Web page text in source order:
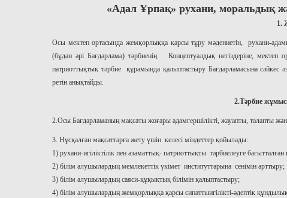
«Адал Ұрпақ» рухани, моральдық
1.
Осы мектеп ортасында жемқорлыққа қарсы тұру мәдениетін, рухани-
(бұдан әрі Бағдарлама) тәрбиенің Концептуалдық негіздеріне,
патриоттықтық тәрбие құрамында қалыптастыру Бағдарламасына
ретін анықтайды.
2.Тәрбие
2.Осы Бағдарламаның мақсаты жоғары адамгершілікті, жауапты, талапты
3. Нұсқалған мақсаттарға жету үшін келесі міндеттер қойылады:
1) рухани-игіліктілік пен азаматтық- патриоттықты тәрбиелеуге
2) білім алушылардың мемлекеттік үкімет институттарына сенімін арттыру;
3) білім алушылардың саяси-құқықтық білімін қалыптастыру;
4) білім алушылардың жемқорлыққа қарсы сипаттыигілікті-әдептік